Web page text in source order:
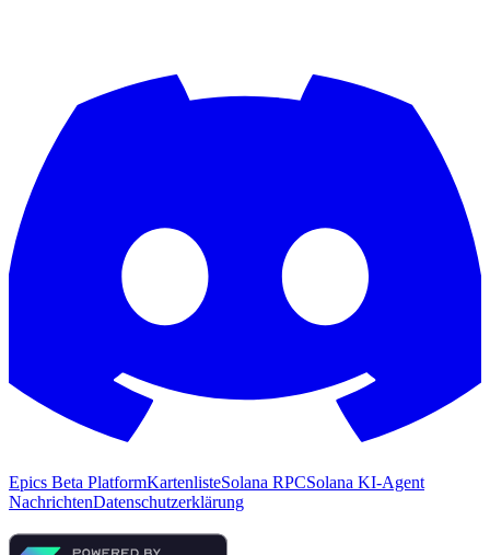
Epics Beta PlatformKartenlisteSolana RPCSolana KI-Agent
NachrichtenDatenschutzerklärung